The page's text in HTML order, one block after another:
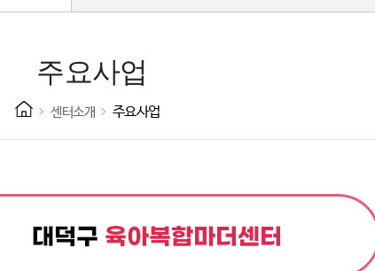
주요사업
센터소개 주요사업